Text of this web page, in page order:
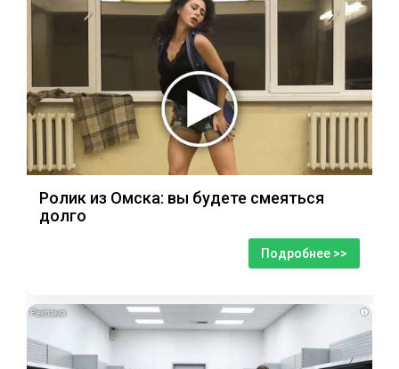
Ролик из Омска: вы будете смеяться
долго
Подробнее >>
i